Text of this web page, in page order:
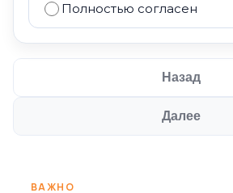
Полностью согласен
Назад
Далее
ВАЖНО